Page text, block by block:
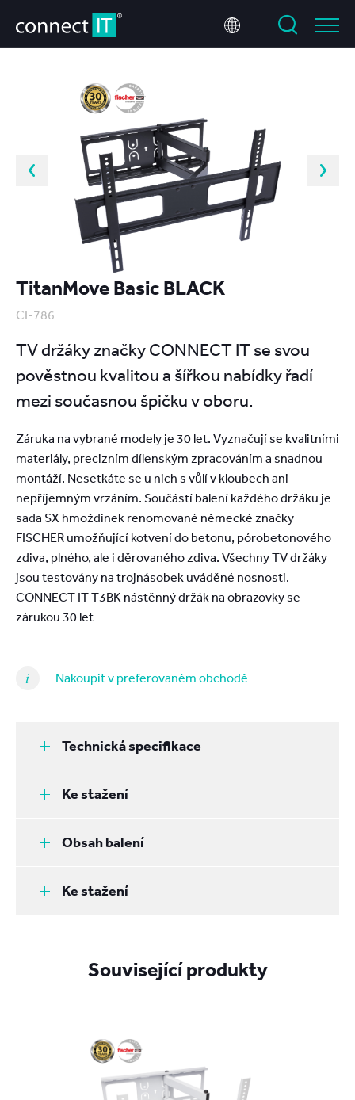
TitanMove Basic BLACK
CI-786
TV držáky značky CONNECT IT se svou
pověstnou kvalitou a šířkou nabídky řadí
mezi současnou špičku v oboru.
Záruka na vybrané modely je 30 let. Vyznačují se kvalitními
materiály, precizním dílenským zpracováním a snadnou
montáží. Nesetkáte se u nich s vůlí v kloubech ani
nepříjemným vrzáním. Součástí balení každého držáku je
sada SX hmoždinek renomované německé značky
FISCHER umožňující kotvení do betonu, pórobetonového
zdiva, plného, ale i děrovaného zdiva. Všechny TV držáky
jsou testovány na trojnásobek uváděné nosnosti.
CONNECT IT T3BK nástěnný držák na obrazovky se
zárukou 30 let
Nakoupit v preferovaném obchodě
Technická specifikace
Ke stažení
Obsah balení
Ke stažení
Související produkty